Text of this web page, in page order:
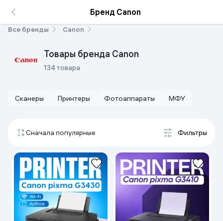
Бренд Canon
Все бренды Canon
Товары бренда Canon
134 товара
Сканеры Принтеры Фотоаппараты МФУ
Сначала популярные Фильтры